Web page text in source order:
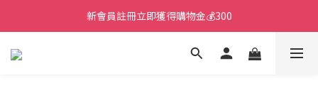
新會員註冊立即獲得購物金💰300